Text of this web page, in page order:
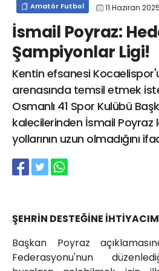
Amatör Futbol 11 Haziran 2025
İsmail Poyraz:
Şampiyonlar Ligi!
Kentin efsanesi
arenasında temsil etmek
Osmanlı 41 Spor Kulübü
kalecilerinden İsmail
yollarının uzun olmadığını
ŞEHRİN DESTEĞİNE
Başkan Poyraz
Federasyonu'nun